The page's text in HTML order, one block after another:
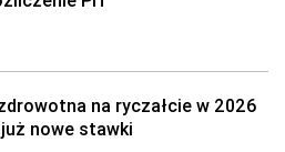
na ryczałcie w 2026
nowe stawki